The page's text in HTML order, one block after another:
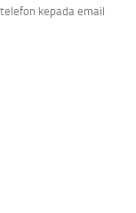
kepada email